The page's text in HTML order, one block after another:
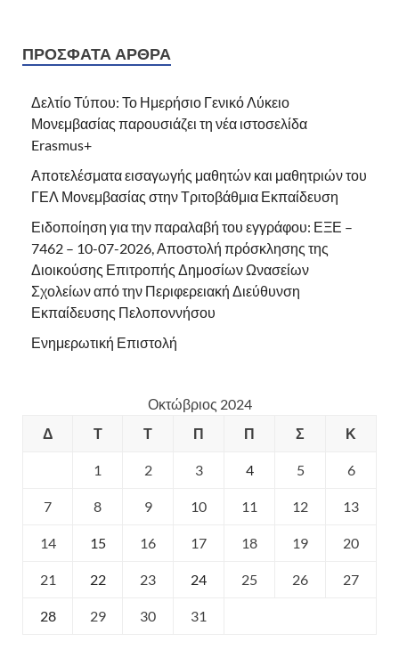
ΠΡΌΣΦΑΤΑ ΆΡΘΡΑ
Δελτίο Τύπου: Το Ημερήσιο Γενικό Λύκειο
Μονεμβασίας παρουσιάζει τη νέα ιστοσελίδα
Erasmus+
Αποτελέσματα εισαγωγής μαθητών και μαθητριών του
ΓΕΛ Μονεμβασίας στην Τριτοβάθμια Εκπαίδευση
Ειδοποίηση για την παραλαβή του εγγράφου: ΕΞΕ –
7462 – 10-07-2026, Αποστολή πρόσκλησης της
Διοικούσης Επιτροπής Δημοσίων Ωνασείων
Σχολείων από την Περιφερειακή Διεύθυνση
Εκπαίδευσης Πελοποννήσου
Ενημερωτική Επιστολή
Οκτώβριος 2024
Δ
Τ Τ Π Π Σ Κ
1 2 3 4 5 6
7 8 9 10 11 12 13
14 15 16 17 18 19 20
21 22 23 24 25 26 27
28 29 30 31